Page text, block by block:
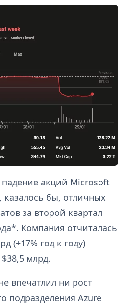
акций Microsoft
бы, отличных
за второй квартал
Компания отчиталась
(+17% год к году)
млрд.
впечатлил ни рост
подразделения Azure